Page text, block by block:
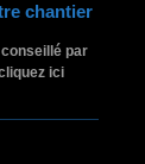
chantier
par
ici